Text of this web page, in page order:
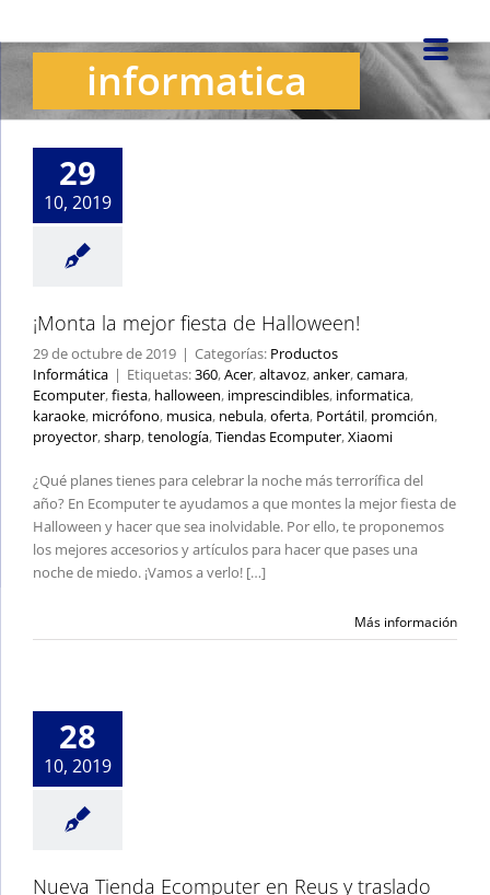
al
informatica
29
10, 2019
¡Monta la mejor
fiesta de Halloween!
¡Monta la mejor fiesta de Halloween!
29 de octubre de 2019 | Categorías: Productos
Informática | Etiquetas:360,Acer,altavoz,anker,camara,
Ecomputer,fiesta, halloween, imprescindibles, informatica,
karaoke, micrófono, musica, nebula,oferta, Portátil, promción,
proyector,sharp,tenología,Tiendas Ecomputer,Xiaomi
¿Qué planes tienes para celebrar la noche más terrorífica del
año? En Ecomputer te ayudamos a que montes la mejor fiesta de
Halloween y hacer que sea inolvidable. Por ello, te proponemos
los mejores accesorios y artículos para hacer que pases una
noche de miedo. ¡Vamos a verlo! […]
Más información
28
10, 2019
Nueva Tienda
Nueva Tienda Ecomputer en Reus y traslado